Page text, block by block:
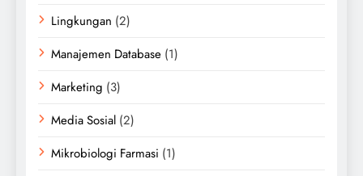
Lingkungan (2)
Manajemen Database (1)
Marketing (3)
Media Sosial (2)
Mikrobiologi Farmasi (1)